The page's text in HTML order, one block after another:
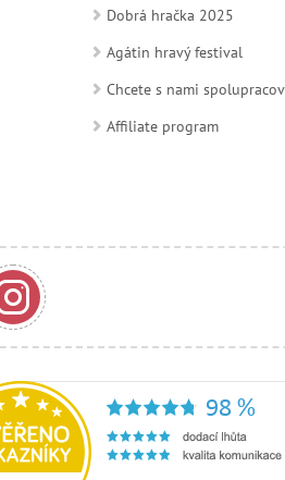
Dobrá hračka 2025
Agátin hravý festival
Chcete s nami
Affiliate program